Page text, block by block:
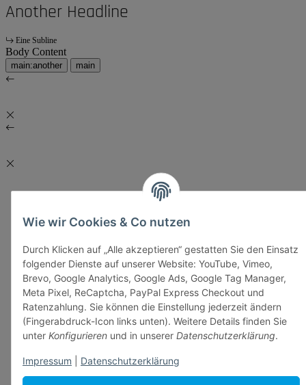
Wie wir Cookies & Co nutzen
Durch Klicken auf „Alle akzeptieren“ gestatten Sie den Einsatz
folgender Dienste auf unserer Website: YouTube, Vimeo,
Brevo, Google Analytics, Google Ads, Google Tag Manager,
Meta Pixel, ReCaptcha, PayPal Express Checkout und
Ratenzahlung. Sie können die Einstellung jederzeit ändern
(Fingerabdruck-Icon links unten). Weitere Details finden Sie
unter Konfigurieren und in unserer Datenschutzerklärung.
Impressum Datenschutzerklärung
Another Headline
Eine Subline
Body Content
main:another main